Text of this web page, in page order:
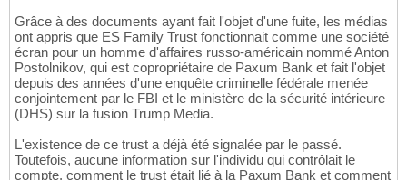
Grâce à des documents ayant fait l'objet d'une fuite, les médias
ont appris que ES Family Trust fonctionnait comme une société
écran pour un homme d'affaires russo-américain nommé Anton
Postolnikov, qui est copropriétaire de Paxum Bank et fait l'objet
depuis des années d'une enquête criminelle fédérale menée
conjointement par le FBI et le ministère de la sécurité intérieure
(DHS) sur la fusion Trump Media.
L'existence de ce trust a déjà été signalée par le passé.
Toutefois, aucune information sur l'individu qui contrôlait le
compte, comment le trust était lié à la Paxum Bank et comment